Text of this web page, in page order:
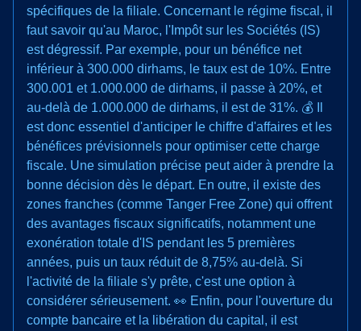
spécifiques de la filiale. Concernant le régime fiscal, il
faut savoir qu'au Maroc, l'Impôt sur les Sociétés (IS)
est dégressif. Par exemple, pour un bénéfice net
inférieur à 300.000 dirhams, le taux est de 10%. Entre
300.001 et 1.000.000 de dirhams, il passe à 20%, et
au-delà de 1.000.000 de dirhams, il est de 31%. 💰 Il
est donc essentiel d'anticiper le chiffre d'affaires et les
bénéfices prévisionnels pour optimiser cette charge
fiscale. Une simulation précise peut aider à prendre la
bonne décision dès le départ. En outre, il existe des
zones franches (comme Tanger Free Zone) qui offrent
des avantages fiscaux significatifs, notamment une
exonération totale d'IS pendant les 5 premières
années, puis un taux réduit de 8,75% au-delà. Si
l'activité de la filiale s'y prête, c'est une option à
considérer sérieusement. 👀 Enfin, pour l'ouverture du
compte bancaire et la libération du capital, il est